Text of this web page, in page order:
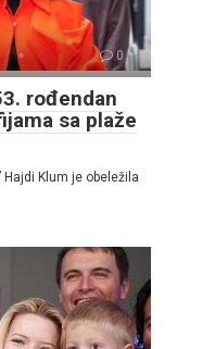
0
rođendan
sa plaže
Hajdi Klum je obeležila